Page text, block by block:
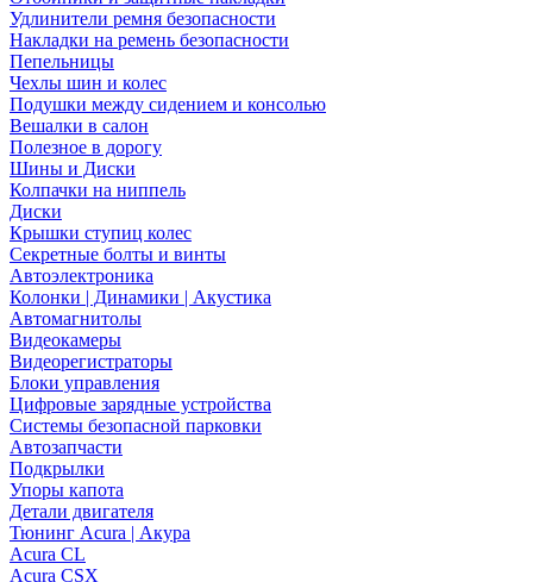
Удлинители ремня безопасности
Накладки на ремень безопасности
Пепельницы
Чехлы шин и колес
Подушки между сидением и консолью
Вешалки в салон
Полезное в дорогу
Шины и Диски
Колпачки на ниппель
Диски
Крышки ступиц колес
Секретные болты и винты
Автоэлектроника
Колонки | Динамики | Акустика
Автомагнитолы
Видеокамеры
Видеорегистраторы
Блоки управления
Цифровые зарядные устройства
Системы безопасной парковки
Автозапчасти
Подкрылки
Упоры капота
Детали двигателя
Тюнинг Acura | Акура
Acura CL
Acura CSX